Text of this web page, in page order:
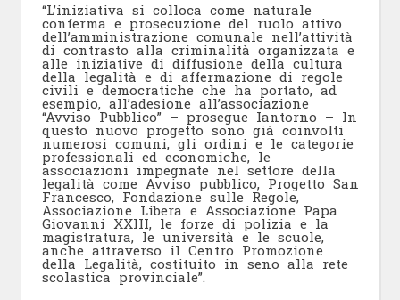
“L’iniziativa si colloca come naturale
conferma e prosecuzione del ruolo attivo
dell’amministrazione comunale nell’attività
di contrasto alla criminalità organizzata e
alle iniziative di diffusione della cultura
della legalità e di affermazione di regole
civili e democratiche che ha portato, ad
esempio, all’adesione all’associazione
“Avviso Pubblico” – prosegue Iantorno – In
questo nuovo progetto sono già coinvolti
numerosi comuni, gli ordini e le categorie
professionali ed economiche, le
associazioni impegnate nel settore della
legalità come Avviso pubblico, Progetto San
Francesco, Fondazione sulle Regole,
Associazione Libera e Associazione Papa
Giovanni XXIII, le forze di polizia e la
magistratura, le università e le scuole,
anche attraverso il Centro Promozione
della Legalità, costituito in seno alla rete
scolastica provinciale”.